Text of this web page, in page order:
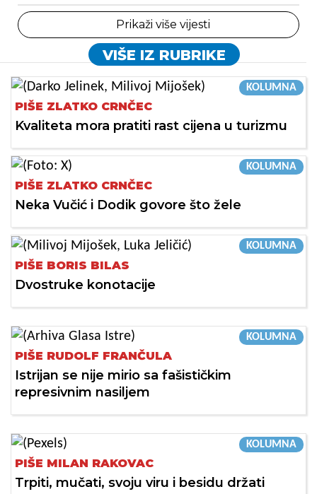
Prikaži više vijesti
VIŠE IZ RUBRIKE
KOLUMNA
PIŠE ZLATKO CRNČEC
Kvaliteta mora pratiti rast cijena u turizmu
KOLUMNA
PIŠE ZLATKO CRNČEC
Neka Vučić i Dodik govore što žele
KOLUMNA
PIŠE BORIS BILAS
Dvostruke konotacije
KOLUMNA
PIŠE RUDOLF FRANČULA
Istrijan se nije mirio sa fašističkim
represivnim nasiljem
KOLUMNA
PIŠE MILAN RAKOVAC
Trpiti, mučati, svoju viru i besidu držati